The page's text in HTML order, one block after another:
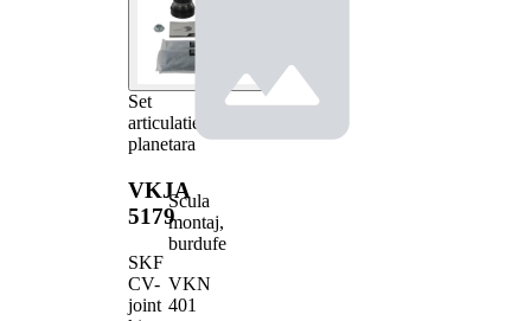
Set
articulatie,
planetara
VKJA
5179
SKF
CV-
joint
Scula
montaj,
burdufe
VKN
401